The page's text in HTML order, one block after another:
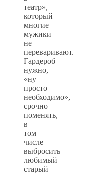
театр»,
который
многие
мужики
не
переваривают.
Гардероб
нужно,
«ну
просто
необходимо»,
срочно
поменять,
в
том
числе
выбросить
любимый
старый